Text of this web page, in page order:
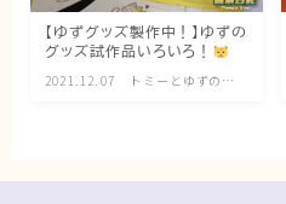
ねこの部屋
【ゆずグッズ製作中！】ゆずの
グッズ試作品いろいろ！
2021.12.07
トミーとゆずの観